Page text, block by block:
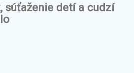
súťaženie detí a cudzí